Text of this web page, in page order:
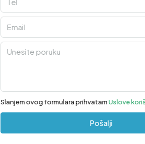
Slanjem ovog formulara prihvatamUslove
Pošalji